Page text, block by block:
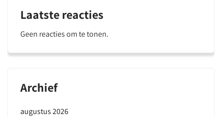
Laatste reacties
Geen reacties om te tonen.
Archief
augustus 2026